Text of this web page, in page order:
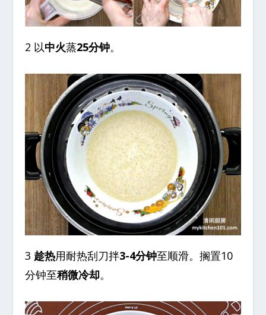
2 以中火蒸25分钟。
3 趁热用耐热刮刀拌3-4分钟至顺滑。搁置10
分钟至稍微冷却。